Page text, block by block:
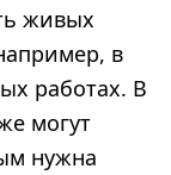
живых
в
работах. В
могут
нужна